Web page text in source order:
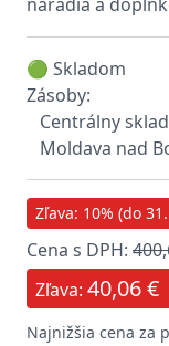
🟢 Skladom
Zásoby:
Centrálny
Moldava nad
Zľava: 10% (do
Cena s DPH:
Zľava: 40,06 €
Najnižšia cena za